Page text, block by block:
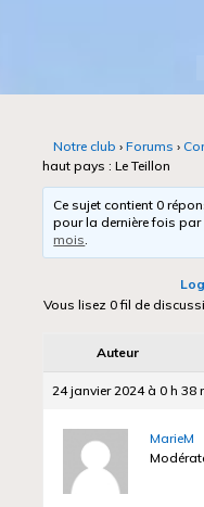
Notre club › Forums ›
haut pays : Le Teillon
Ce sujet contient 0
pour la dernière fois par
mois.
Vous lisez 0 fil de
Auteur
24 janvier 2024 à 0 h 38
MarieM